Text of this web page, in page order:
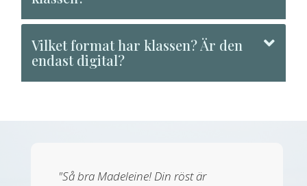
Vilket format har klassen? Är den
endast digital?
"Så bra Madeleine! Din röst är